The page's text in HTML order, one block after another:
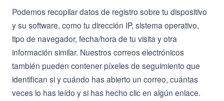
Podemos recopilar datos de registro sobre tu dispositivo
y su software, como tu dirección IP, sistema operativo,
tipo de navegador, fecha/hora de tu visita y otra
información similar. Nuestros correos electrónicos
también pueden contener píxeles de seguimiento que
identifican si y cuándo has abierto un correo, cuántas
veces lo has leído y si has hecho clic en algún enlace.